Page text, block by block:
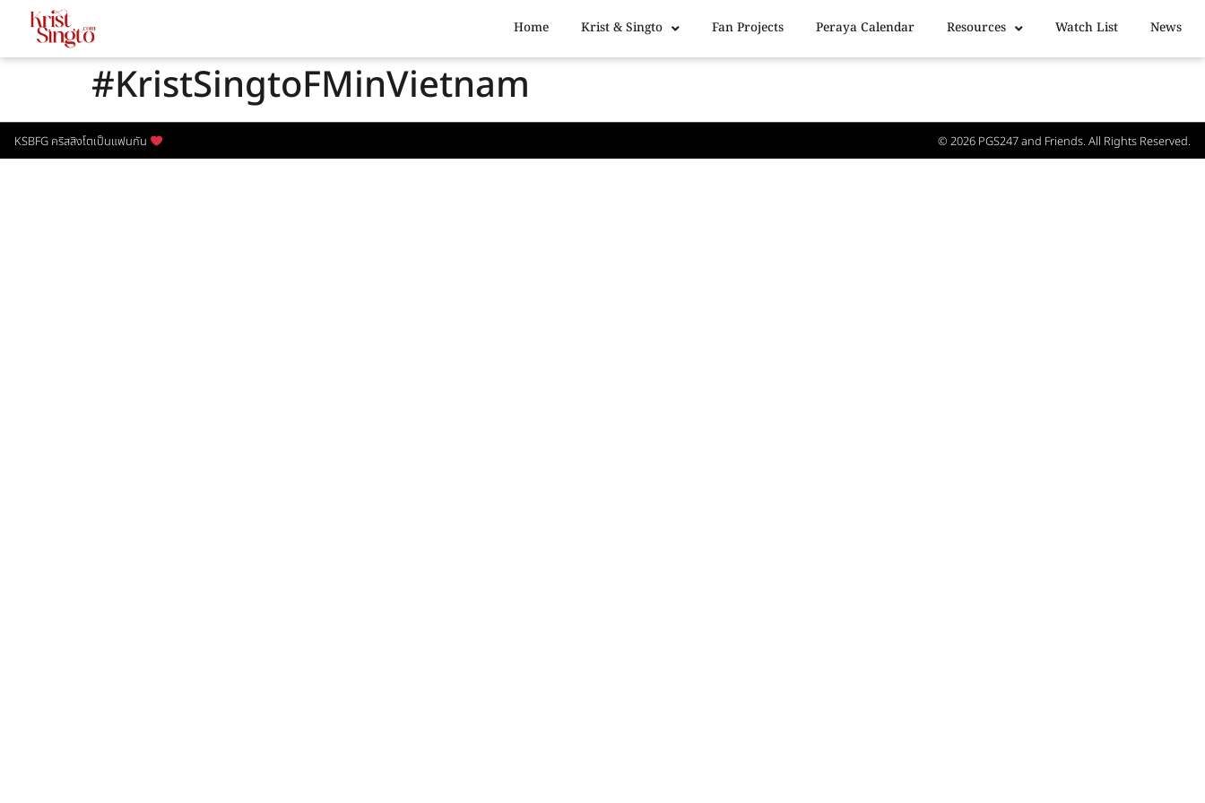
Home Krist & Singto Fan Projects Peraya Calendar Resources Watch List News
#KristSingtoFMinVietnam
KSBFG คริสสิงโตเป็นแฟนกัน © 2026 PGS247and Friends. All Rights Reserved.